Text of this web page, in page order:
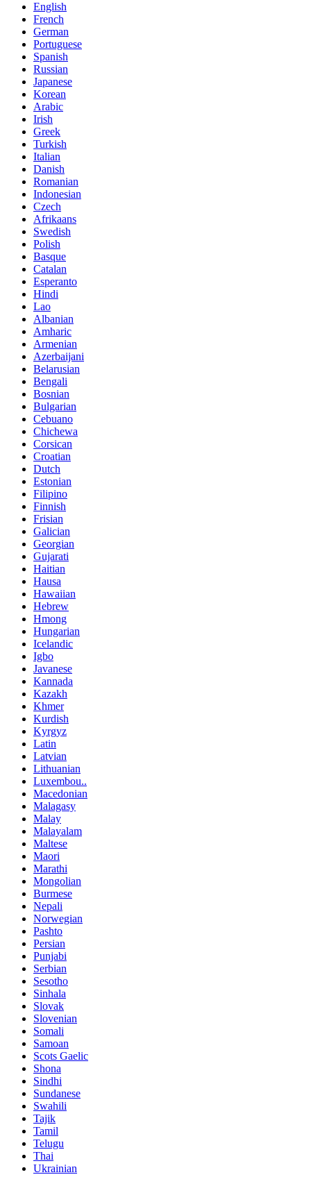
English
French
German
Portuguese
Spanish
Russian
Japanese
Korean
Arabic
Irish
Greek
Turkish
Italian
Danish
Romanian
Indonesian
Czech
Afrikaans
Swedish
Polish
Basque
Catalan
Esperanto
Hindi
Lao
Albanian
Amharic
Armenian
Azerbaijani
Belarusian
Bengali
Bosnian
Bulgarian
Cebuano
Chichewa
Corsican
Croatian
Dutch
Estonian
Filipino
Finnish
Frisian
Galician
Georgian
Gujarati
Haitian
Hausa
Hawaiian
Hebrew
Hmong
Hungarian
Icelandic
Igbo
Javanese
Kannada
Kazakh
Khmer
Kurdish
Kyrgyz
Latin
Latvian
Lithuanian
Luxembou..
Macedonian
Malagasy
Malay
Malayalam
Maltese
Maori
Marathi
Mongolian
Burmese
Nepali
Norwegian
Pashto
Persian
Punjabi
Serbian
Sesotho
Sinhala
Slovak
Slovenian
Somali
Samoan
Scots Gaelic
Shona
Sindhi
Sundanese
Swahili
Tajik
Tamil
Telugu
Thai
Ukrainian